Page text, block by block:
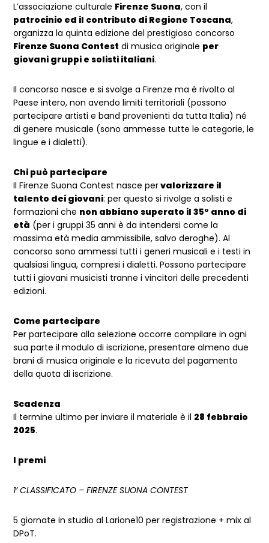
L’associazione culturale Firenze Suona, con il
patrocinio ed il contributo di Regione Toscana,
organizza la quinta edizione del prestigioso concorso
Firenze Suona Contest di musica originale per
giovani gruppi e solisti italiani.
Il concorso nasce e si svolge a Firenze ma è rivolto al
Paese intero, non avendo limiti territoriali (possono
partecipare artisti e band provenienti da tutta Italia) né
di genere musicale (sono ammesse tutte le categorie, le
lingue e i dialetti).
Chi può partecipare
Il Firenze Suona Contest nasce pervalorizzare il
talento dei giovani: per questo si rivolge a solisti e
formazioni che non abbiano superato il 35° anno di
età (per i gruppi 35 anni è da intendersi come la
massima età media ammissibile, salvo deroghe). Al
concorso sono ammessi tutti i generi musicali e i testi in
qualsiasi lingua, compresi i dialetti. Possono partecipare
tutti i giovani musicisti tranne i vincitori delle precedenti
edizioni.
Come partecipare
Per partecipare alla selezione occorre compilare in ogni
sua parte il modulo di iscrizione, presentare almeno due
brani di musica originale e la ricevuta del pagamento
della quota di iscrizione.
Scadenza
Il termine ultimo per inviare il materiale è il 28 febbraio
2025.
I premi
1’ CLASSIFICATO – FIRENZE SUONA CONTEST
5 giornate in studio al Larione10 per registrazione + mix al
DPoT.